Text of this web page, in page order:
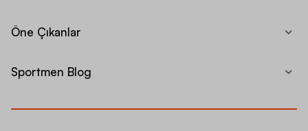
Öne Çıkanlar
Sportmen Blog